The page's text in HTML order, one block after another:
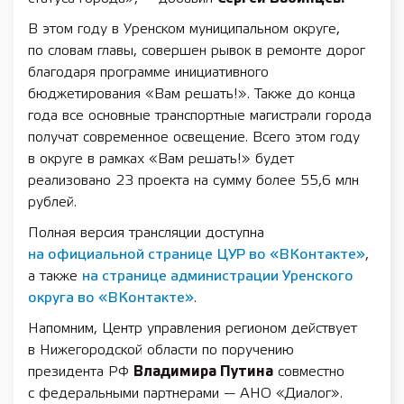
В этом году в Уренском муниципальном округе,
по словам главы, совершен рывок в ремонте дорог
благодаря программе инициативного
бюджетирования «Вам решать!». Также до конца
года все основные транспортные магистрали города
получат современное освещение. Всего этом году
в округе в рамках «Вам решать!» будет
реализовано 23 проекта на сумму более 55,6 млн
рублей.
Полная версия трансляции доступна
на официальной странице ЦУР во «ВКонтакте»,
а также на странице администрации Уренского
округа во «ВКонтакте».
Напомним, Центр управления регионом действует
в Нижегородской области по поручению
президента РФ Владимира Путина совместно
с федеральными партнерами — АНО «Диалог».